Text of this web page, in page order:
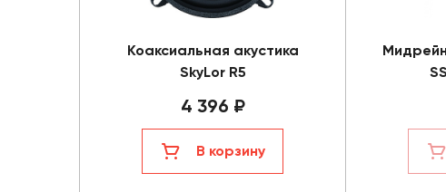
Коаксиальная акустика
SkyLor R5
4 396 ₽
В корзину